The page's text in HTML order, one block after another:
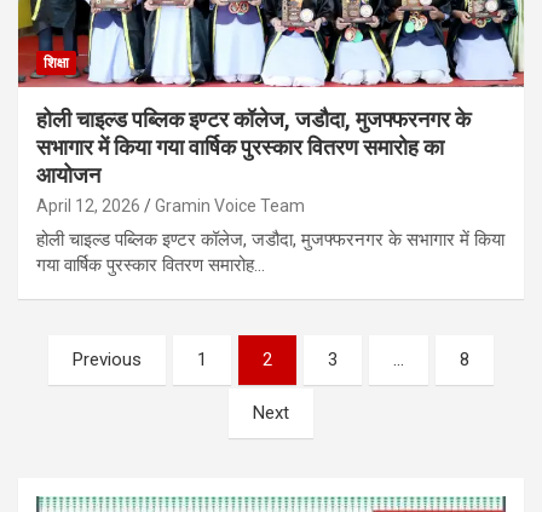
शिक्षा
होली चाइल्ड पब्लिक इण्टर कॉलेज, जडौदा, मुजफ्फरनगर के
सभागार में किया गया वार्षिक पुरस्कार वितरण समारोह का
आयोजन
April 12, 2026 Gramin Voice Team
होली चाइल्ड पब्लिक इण्टर कॉलेज, जडौदा, मुजफ्फरनगर के सभागार में किया
गया वार्षिक पुरस्कार वितरण समारोह…
Posts
pagination
Previous 1 2 3 … 8
Next